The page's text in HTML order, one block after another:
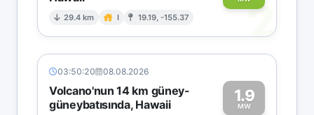
29.4 km I 19.19, -155.37 2
03:50:20 08.08.2026
Volcano'nun 14 km güney-
güneybatısında, Hawaii
1.9
MW